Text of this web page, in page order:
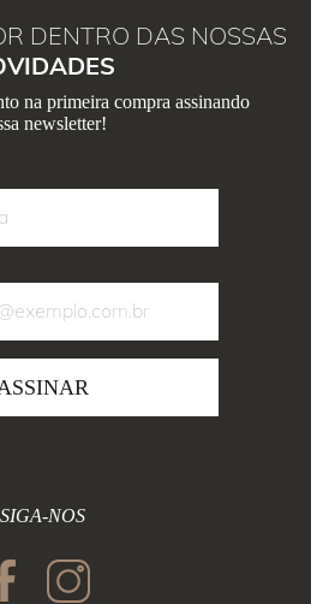
DENTRO DAS NOSSAS
na primeira compra assinando
newsletter!
SIGA-NOS